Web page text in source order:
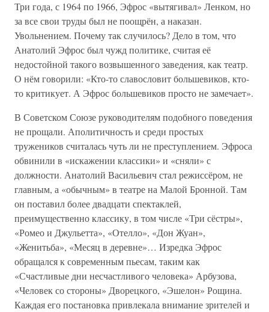
Три года, с 1964 по 1966, Эфрос «вытягивал» Ленком, но
за все свои труды был не поощрён, а наказан.
Увольнением. Почему так случилось? Дело в том, что
Анатолий Эфрос был чужд политике, считая её
недостойной такого возвышенного заведения, как театр.
О нём говорили: «Кто-то славословит большевиков, кто-
то критикует. А Эфрос большевиков просто не замечает».
В Советском Союзе руководителям подобного поведения
не прощали. Аполитичность и среди простых
тружеников считалась чуть ли не преступлением. Эфроса
обвинили в «искажении классики» и «сняли» с
должности. Анатолий Васильевич стал режиссёром, не
главным, а «обычным» в театре на Малой Бронной. Там
он поставил более двадцати спектаклей,
преимущественно классику, в том числе «Три сёстры»,
«Ромео и Джульетта», «Отелло», «Дон Жуан»,
«Женитьба», «Месяц в деревне»… Изредка Эфрос
обращался к современным пьесам, таким как
«Счастливые дни несчастливого человека» Арбузова,
«Человек со стороны» Дворецкого, «Эшелон» Рощина.
Каждая его постановка привлекала внимание зрителей и